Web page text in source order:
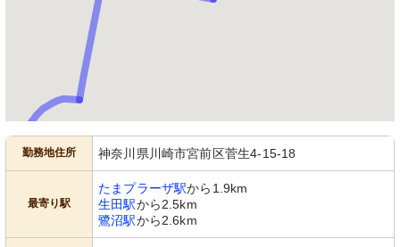
勤務地住所 神奈川県川崎市宮前区菅生4-15-18
最寄り駅
たまプラーザ駅から1.9km
生田駅から2.5km
鷺沼駅から2.6km